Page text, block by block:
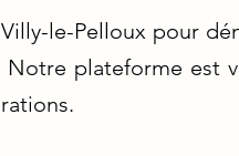
le-Pelloux pour
plateforme est